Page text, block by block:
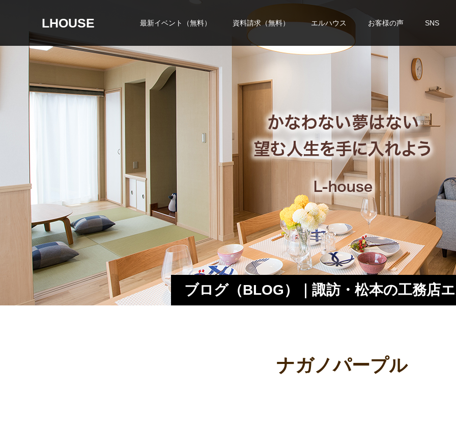
LHOUSE 最新イベント（無料） 資料請求（無料） エルハウス お客様の声 SNS
ブログ（BLOG）｜諏訪・松本の工務店
ナガノパープル